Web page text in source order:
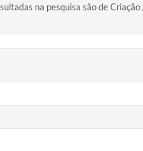
na pesquisa são de